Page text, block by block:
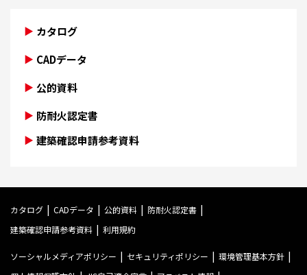
カタログ
CADデータ
公的資料
防耐火認定書
建築確認申請参考資料
カタログ CADデータ 公的資料
防耐火認定書
建築確認申請参考資料
利用規約
ソーシャルメディアポリシー セキュリティポリシー
環境管理基本方針